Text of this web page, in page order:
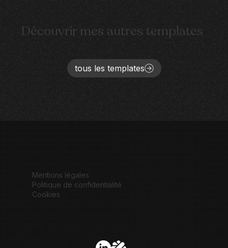
Découvrir mes autres templates
tous les templates
Mentions légales
Politique de confidentialité
Cookies